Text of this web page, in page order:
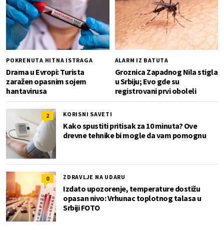
POKRENUTA HITNA ISTRAGA
Drama u Evropi: Turista
zaražen opasnim sojem
hantavirusa
ALARM IZ BATUTA
Groznica Zapadnog Nila stigla
u Srbiju; Evo gde su
registrovani prvi oboleli
2 KORISNI SAVETI
Kako spustiti pritisak za 10 minuta? Ove
drevne tehnike bi mogle da vam pomognu
0 ZDRAVLJE NA UDARU
Izdato upozorenje, temperature dostižu
opasan nivo: Vrhunac toplotnog talasa u
Srbiji FOTO